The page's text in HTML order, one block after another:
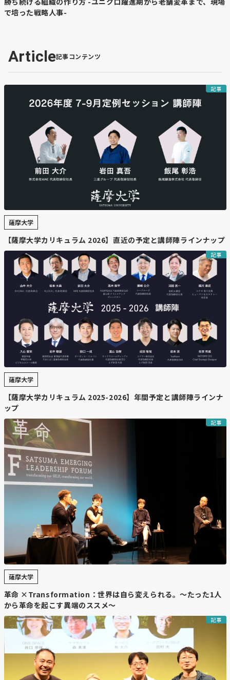
で培った戦略人事-
Article記事コンテンツ
記事
薩摩大学
【薩摩大学カリキュラム 2026】直近の予定と講師陣ラインナップ
記事
薩摩大学
【薩摩大学カリキュラム 2025-2026】年間予定と講師陣ラインナ
ップ
記事
薩摩大学
革命 ×Transformation：世界は自ら変えられる。〜たった1人
から革命を起こす異端のススメ〜
記事